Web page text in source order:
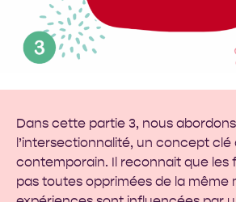
Dans cette partie 3, nous abordons
l’intersectionnalité, un concept clé
contemporain. Il reconnait que les
pas toutes opprimées de la même